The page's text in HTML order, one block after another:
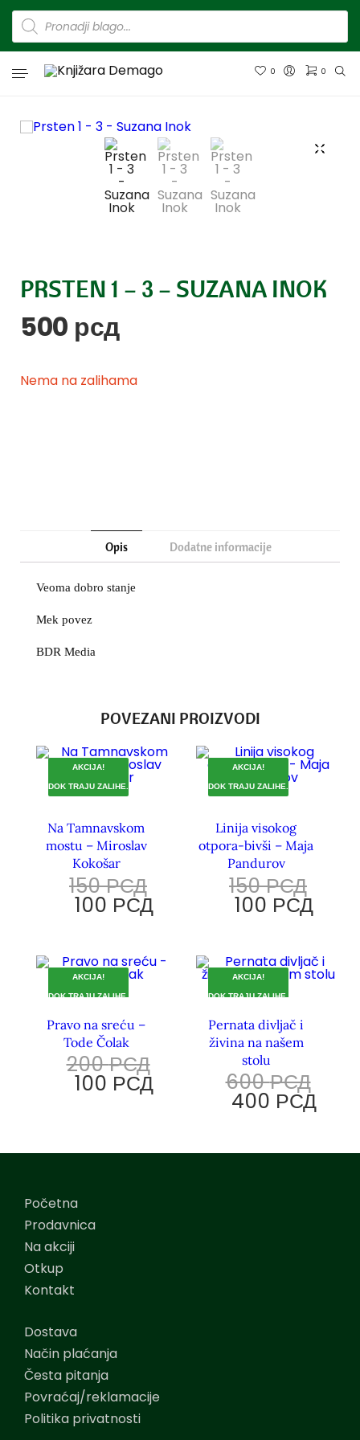
0 0
PRSTEN 1 – 3 – SUZANA INOK
500 рсд
Nema na zalihama
Opis Dodatne informacije
Veoma dobro stanje
Mek povez
BDR Media
POVEZANI PROIZVODI
AKCIJA!
DOK TRAJU ZALIHE.
Na Tamnavskom
mostu – Miroslav
Kokošar
150РСД
100 РСД
AKCIJA!
DOK TRAJU ZALIHE.
Linija visokog
otpora-bivši – Maja
Pandurov
150РСД
100 РСД
AKCIJA!
DOK TRAJU ZALIHE.
Pravo na sreću –
Tode Čolak
200РСД
100 РСД
AKCIJA!
DOK TRAJU ZALIHE.
Pernata divljač i
živina na našem
stolu
600РСД
400 РСД
Početna
Prodavnica
Na akciji
Otkup
Kontakt
Dostava
Način plaćanja
Česta pitanja
Povraćaj/reklamacije
Politika privatnosti